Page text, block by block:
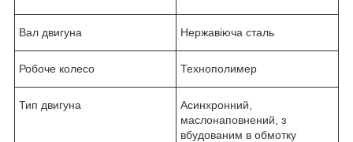
Вал двигуна Нержавіюча сталь
Робоче колесо Технополимер
Тип двигуна
Асинхронний,
маслонаповнений, з
вбудованим в обмотку